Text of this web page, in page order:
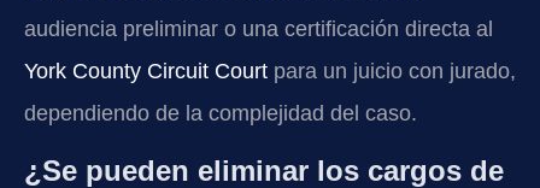
audiencia preliminar o una certificación directa al
York County Circuit Court para un juicio con jurado,
dependiendo de la complejidad del caso.
¿Se pueden eliminar los cargos de